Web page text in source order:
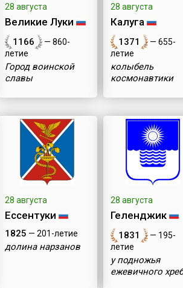
28 августа
Великие Луки
1166
— 860-
летие
Город воинской
славы
28 августа
Калуга
1371
— 655-
летие
колыбель
космонавтики
28 августа
Ессентуки
1825 — 201-летие
долина нарзанов
28 августа
Геленджик
1831
— 195-
летие
у подножья
ежевичного